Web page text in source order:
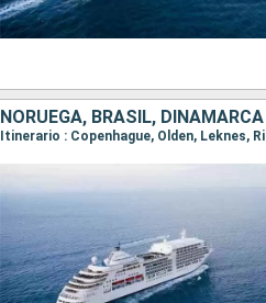
NORUEGA, BRASIL, DINAMARCA
Itinerario : Copenhague, Olden, Leknes,